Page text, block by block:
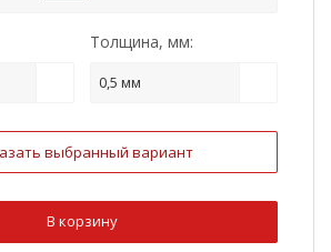
Ral 6020
Ral 9003
Ral 3011
Толщина, мм:
0,5 мм
выбранный вариант
В корзину